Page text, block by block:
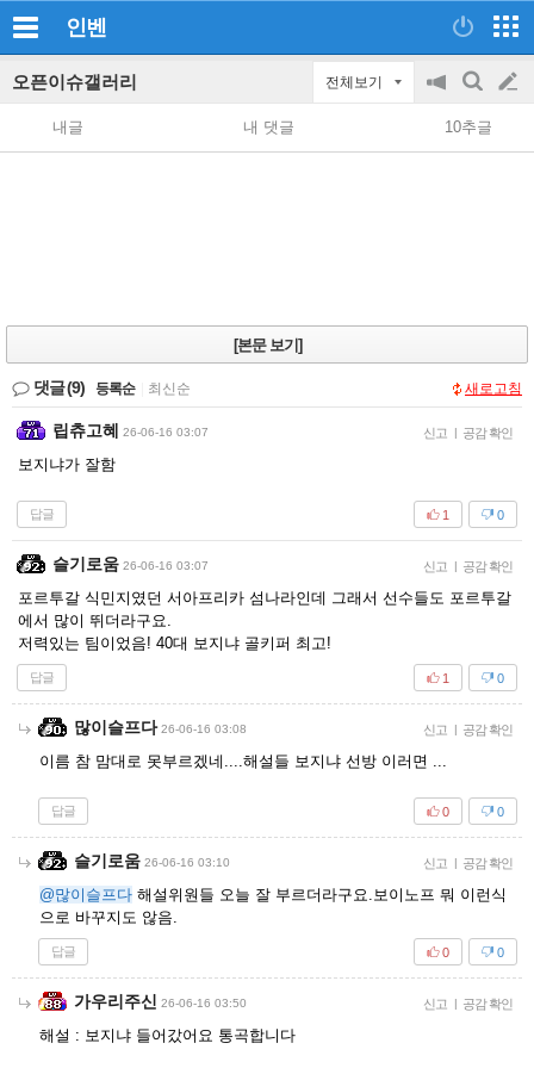
인벤
오픈이슈갤러리 전체보기
공
지
on/off
검
색
글
쓰
내글 내 댓글 10추글
[본문 보기]
댓글(9) 등록순 최신순 새로고침
립츄고혜 26-06-16 03:07 신고 | 공감 확인
보지냐가 잘함
답글 0
1
슬기로움 26-06-16 03:07 신고 | 공감 확인
포르투갈 식민지였던 서아프리카 섬나라인데 그래서 선수들도 포르투갈
에서 많이 뛰더라구요.
저력있는 팀이었음! 40대 보지냐 골키퍼 최고!
답글 0
1
많이슬프다 26-06-16 03:08 신고 | 공감 확인
이름 참 맘대로 못부르겠네....해설들 보지냐 선방 이러면 ...
답글 0
0
슬기로움 26-06-16 03:10 신고 | 공감 확인
@많이슬프다 해설위원들 오늘 잘 부르더라구요.보이노프 뭐 이런식
으로 바꾸지도 않음.
답글 0
0
가우리주신 26-06-16 03:50 신고 | 공감 확인
해설 : 보지냐 들어갔어요 통곡합니다